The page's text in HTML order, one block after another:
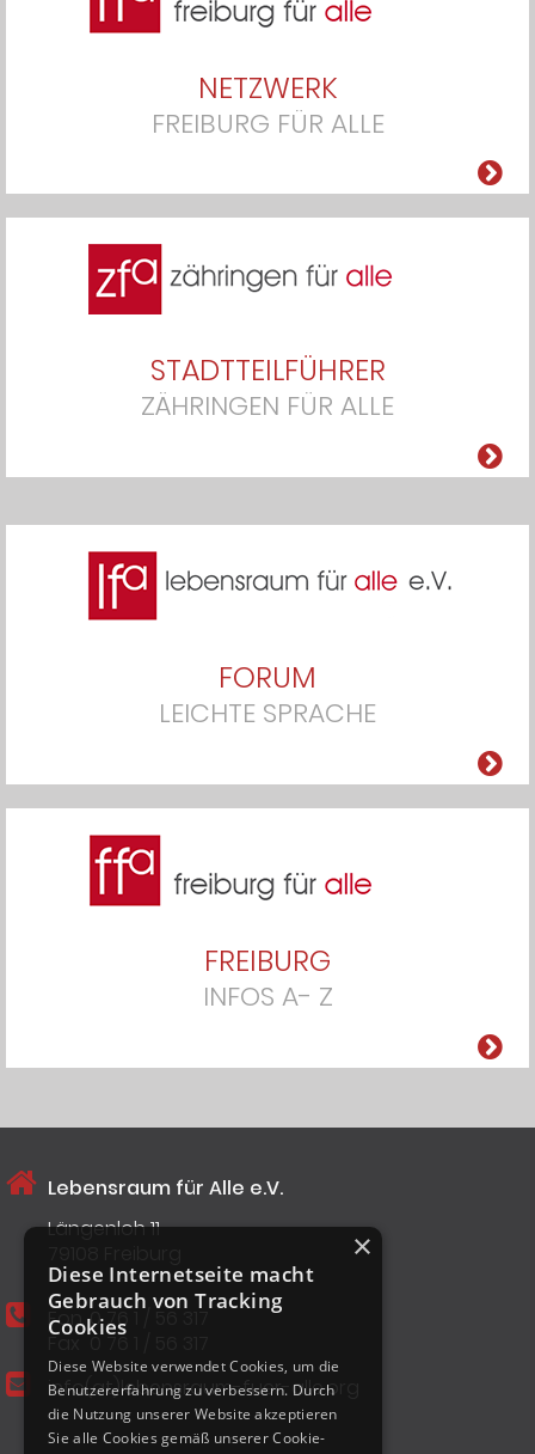
NETZWERK
FREIBURG FÜR ALLE
STADTTEILFÜHRER
ZÄHRINGEN FÜR ALLE
FORUM
LEICHTE SPRACHE
FREIBURG
INFOS A- Z
Lebensraum für Alle e.V.
Längenloh 11
Fon 0 76 1 / 56 317
Fax 0 76 1 / 56 317
info(at)lebensraum-fuer-alle.org
×
Diese Internetseite macht
Gebrauch von Tracking
Cookies
Diese Website verwendet Cookies, um die
Benutzererfahrung zu verbessern. Durch
die Nutzung unserer Website akzeptieren
Sie alle Cookies gemäß unserer Cookie-